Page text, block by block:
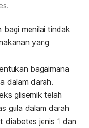
bagi menilai tindak
yang
bagaimana
dalam darah.
glisemik telah
gula dalam darah
diabetes jenis 1 dan